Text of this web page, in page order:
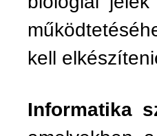
kell
Informatika